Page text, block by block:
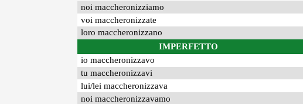
noi maccheronizziamo
voi maccheronizzate
loro maccheronizzano
IMPERFETTO
io maccheronizzavo
tu maccheronizzavi
lui/lei maccheronizzava
noi maccheronizzavamo